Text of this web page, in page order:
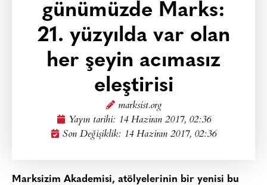
günümüzde Marks:
21. yüzyılda var olan
her şeyin acımasız
eleştirisi
marksist.org
Yayın tarihi: 14 Haziran 2017, 02:36
Son Değişiklik: 14 Haziran 2017, 02:36
Marksizim Akademisi, atölyelerinin bir yenisi bu